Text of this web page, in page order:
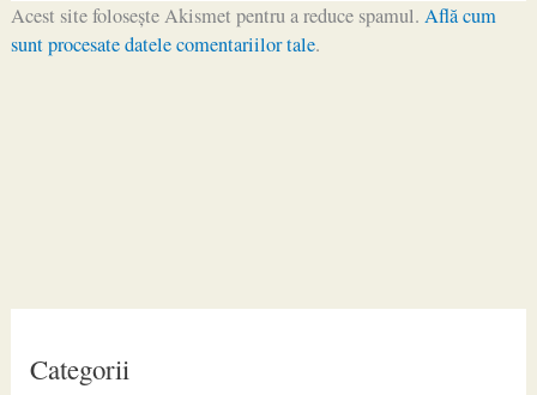
Categorii
Acest site folosește Akismet pentru a reduce spamul. Află cum
sunt procesate datele comentariilor tale.